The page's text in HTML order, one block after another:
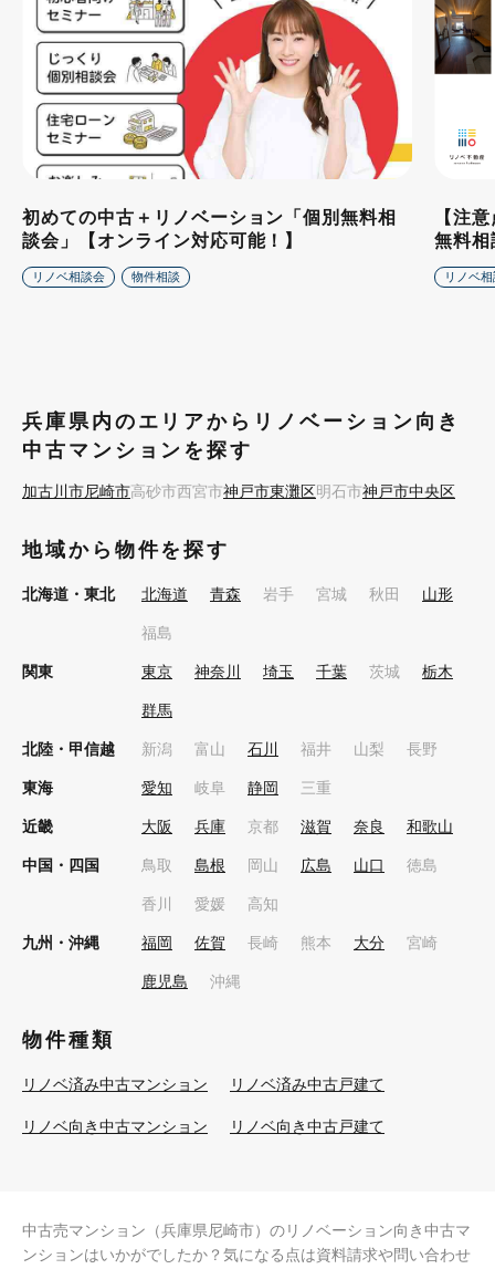
初めての中古＋リノベーション「個別無料相
談会」【オンライン対応可能！】
リノベ相談会 物件相談
【注
無料相
リノベ
兵庫県内のエリアからリノベーション向き
中古マンションを探す
加古川市尼崎市高砂市西宮市神戸市東灘区明石市神戸市中央区
地域から物件を探す
北海道・東北 北海道 青森 岩手 宮城 秋田 山形
福島
関東 東京 神奈川 埼玉 千葉 茨城 栃木
群馬
北陸・甲信越 新潟 富山 石川 福井 山梨 長野
東海 愛知 岐阜 静岡 三重
近畿 大阪 兵庫 京都 滋賀 奈良 和歌山
中国・四国 鳥取 島根 岡山 広島 山口 徳島
香川 愛媛 高知
九州・沖縄 福岡 佐賀 長崎 熊本 大分 宮崎
鹿児島 沖縄
物件種類
リノベ済み中古マンション リノベ済み中古戸建て
リノベ向き中古マンション リノベ向き中古戸建て
中古売マンション（兵庫県尼崎市）のリノベーション向き中古マ
ンションはいかがでしたか？気になる点は資料請求や問い合わせ